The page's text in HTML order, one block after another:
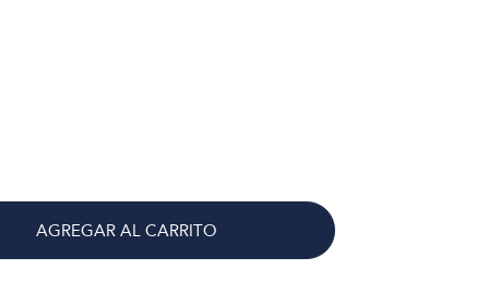
AGREGAR AL CARRITO